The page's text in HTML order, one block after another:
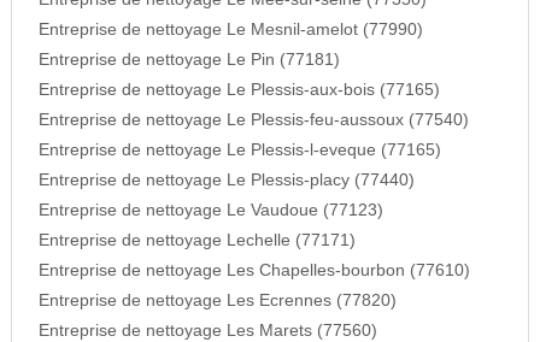
Entreprise de nettoyage Le Mesnil-amelot (77990)
Entreprise de nettoyage Le Pin (77181)
Entreprise de nettoyage Le Plessis-aux-bois (77165)
Entreprise de nettoyage Le Plessis-feu-aussoux (77540)
Entreprise de nettoyage Le Plessis-l-eveque (77165)
Entreprise de nettoyage Le Plessis-placy (77440)
Entreprise de nettoyage Le Vaudoue (77123)
Entreprise de nettoyage Lechelle (77171)
Entreprise de nettoyage Les Chapelles-bourbon (77610)
Entreprise de nettoyage Les Ecrennes (77820)
Entreprise de nettoyage Les Marets (77560)